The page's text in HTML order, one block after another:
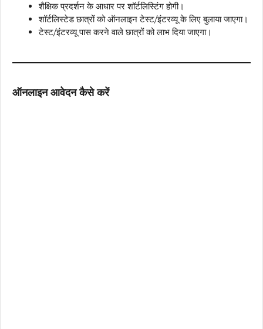
शैक्षिक प्रदर्शन के आधार पर शॉर्टलिस्टिंग होगी।
शॉर्टलिस्टेड छात्रों को ऑनलाइन टेस्ट/इंटरव्यू के लिए बुलाया जाएगा।
टेस्ट/इंटरव्यू पास करने वाले छात्रों को लाभ दिया जाएगा।
ऑनलाइन आवेदन कैसे करें